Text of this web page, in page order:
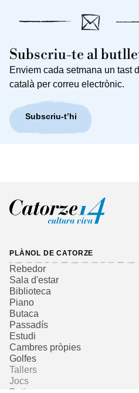
Subscriu-te al
Enviem cada setmana un tast
català per correu electrònic.
Subscriu-t’hi
PLÀNOL DE CATORZE
Rebedor
Sala d'estar
Biblioteca
Piano
Butaca
Passadís
Estudi
Cambres pròpies
Golfes
Tallers
Jocs